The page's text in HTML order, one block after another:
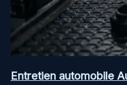
Entretien automobile